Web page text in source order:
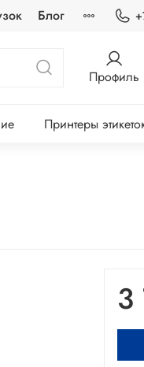
Блог
Профиль
Принтеры
3